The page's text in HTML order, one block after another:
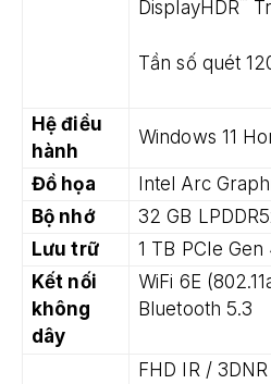
DisplayHDR
Tần số quét
Hệ điều
hành
Windows 11
Đồ họa Intel Arc
Bộ nhớ
32 GB
Lưu trữ
1 TB PCIe Gen
Kết nối
không
dây
WiFi 6E
Bluetooth 5.3
FHD IR /